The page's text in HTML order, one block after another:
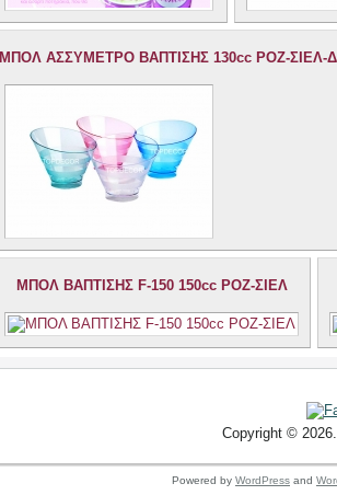
ΜΠΟΛ ΑΣΣΥΜΕΤΡΟ ΒΑΠΤΙΣΗΣ 130cc ΡΟΖ-ΣΙΕΛ-
ΜΠΟΛ ΒΑΠΤΙΣΗΣ F-150 150cc ΡΟΖ-ΣΙΕΛ
Copyright ©
Powered by WordPress and